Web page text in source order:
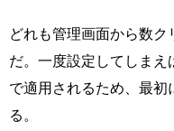
どれも管理画面から数ク
だ。一度設定してしま
で適用されるため、最
る。